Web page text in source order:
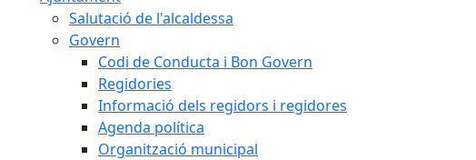
Salutació de l'alcaldessa
Govern
Codi de Conducta i Bon Govern
Regidories
Informació dels regidors i regidores
Agenda política
Organització municipal